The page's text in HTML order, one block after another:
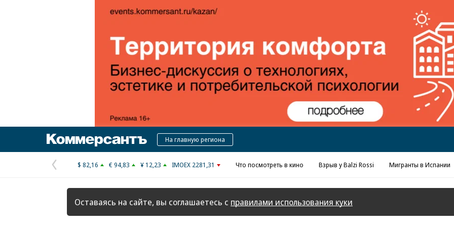
Реклама в «Ъ» www.kommersant.ru/ad
КоммерсантъНа главную региона
Предыдущая
страница
$ 82,16 € 94,83 ¥ 12,23 IMOEX 2281,31 Что посмотреть в кино Взрыв у Balzi Rossi Мигранты в Испании
Оставаясь на сайте, вы соглашаетесь с правилами использования куки